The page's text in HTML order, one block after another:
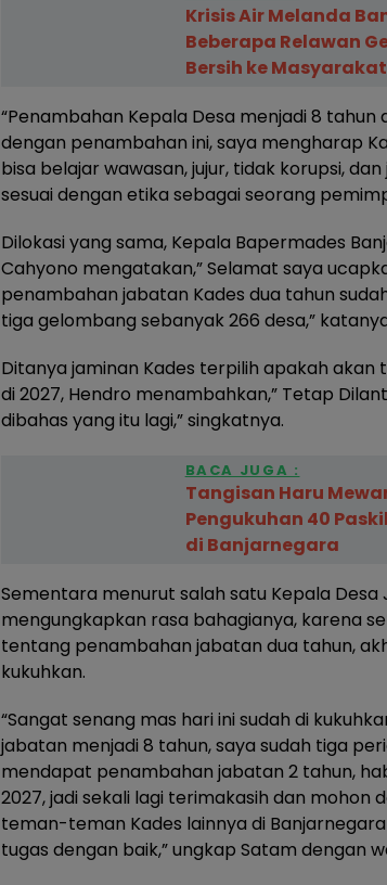
Krisis Air Melanda
Beberapa Relawan
Bersih ke Masyarakat
“Penambahan Kepala Desa menjadi 8 tahun
dengan penambahan ini, saya mengharap
bisa belajar wawasan, jujur, tidak korupsi,
sesuai dengan etika sebagai seorang
Dilokasi yang sama, Kepala Bapermades
Cahyono mengatakan,” Selamat saya
penambahan jabatan Kades dua tahun
tiga gelombang sebanyak 266 desa,”
Ditanya jaminan Kades terpilih apakah
di 2027, Hendro menambahkan,” Tetap
dibahas yang itu lagi,” singkatnya.
BACA JUGA :
Tangisan Haru
Pengukuhan 40
di Banjarnegara
Sementara menurut salah satu Kepala Desa
mengungkapkan rasa bahagianya, karena
tentang penambahan jabatan dua tahun,
kukuhkan.
“Sangat senang mas hari ini sudah di
jabatan menjadi 8 tahun, saya sudah tiga
mendapat penambahan jabatan 2 tahun,
2027, jadi sekali lagi terimakasih dan mohon
teman-teman Kades lainnya di
tugas dengan baik,” ungkap Satam dengan